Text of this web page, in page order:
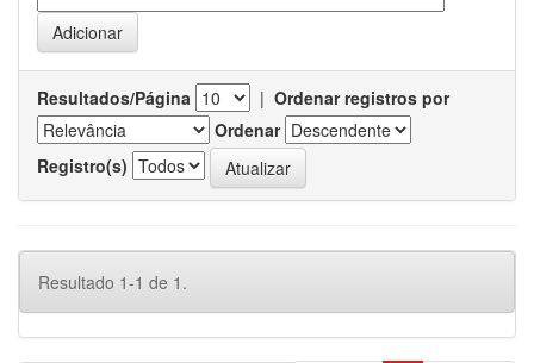
Resultados/Página | Ordenar registros por
Ordenar
Registro(s)
Resultado 1-1 de 1.